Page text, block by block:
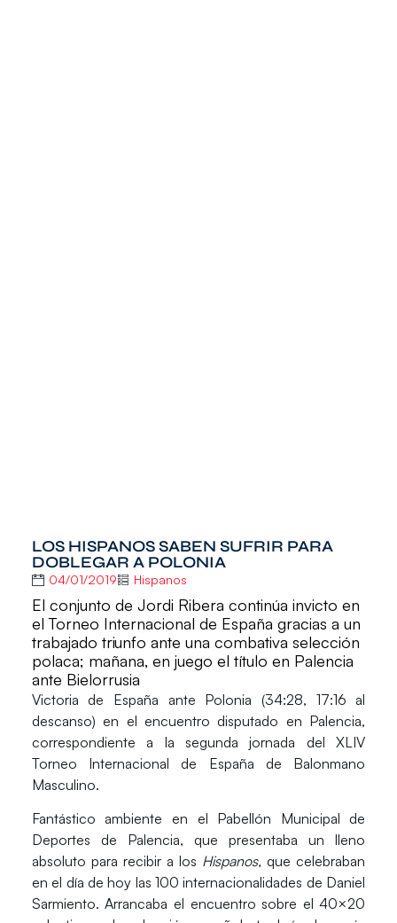
LOS HISPANOS SABEN SUFRIR PARA
DOBLEGAR A POLONIA
04/01/2019 Hispanos
El conjunto de Jordi Ribera continúa invicto en
el Torneo Internacional de España gracias a un
trabajado triunfo ante una combativa selección
polaca; mañana, en juego el título en Palencia
ante Bielorrusia
Victoria de España ante Polonia (34:28, 17:16 al
descanso) en el encuentro disputado en Palencia,
correspondiente a la segunda jornada delXLIV
Torneo Internacional de España de Balonmano
Masculino.
Fantástico ambiente en el Pabellón Municipal de
Deportes de Palencia, que presentaba un lleno
absoluto para recibir a los Hispanos,que celebraban
en el día de hoy las 100 internacionalidades de Daniel
Sarmiento. Arrancaba el encuentro sobre el 40×20